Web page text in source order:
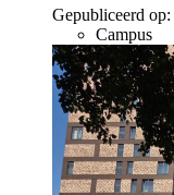
Gepubliceerd op:
Campus